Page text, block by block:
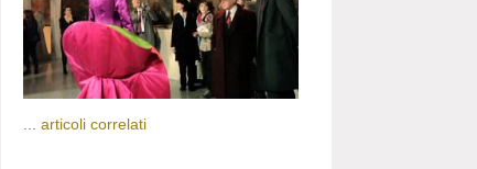
articoli correlati